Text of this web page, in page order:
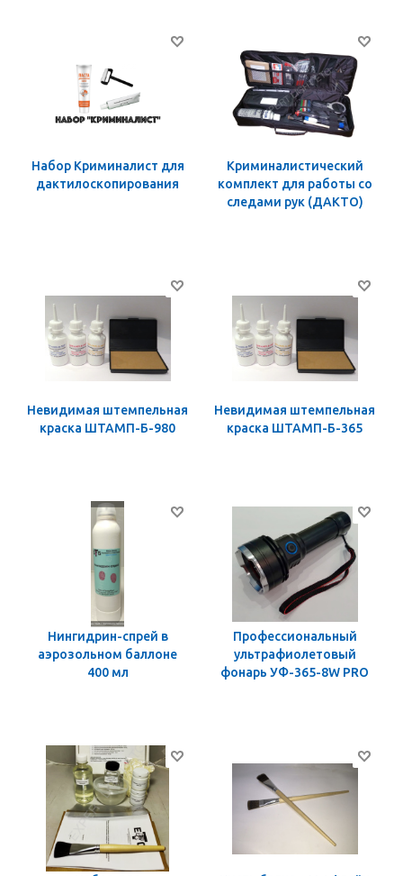
Набор Криминалист для
дактилоскопирования
Криминалистический
комплект для работы со
следами рук (ДАКТО)
Невидимая штемпельная
краска ШТАМП-Б-980
Невидимая штемпельная
краска ШТАМП-Б-365
Нингидрин-спрей в
аэрозольном баллоне
400 мл
Профессиональный
ультрафиолетовый
фонарь УФ-365-8W PRO